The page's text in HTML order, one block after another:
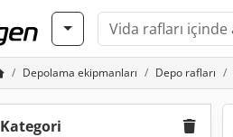
Depolama ekipmanları Depo rafları
Kategori